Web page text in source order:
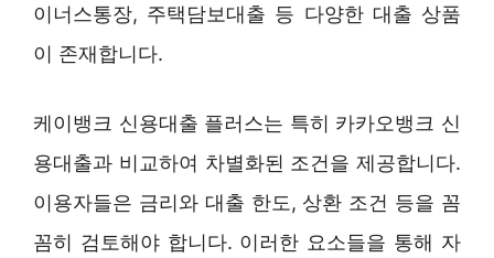
이너스통장, 주택담보대출 등 다양한 대출 상품
이 존재합니다.
케이뱅크 신용대출 플러스는 특히 카카오뱅크 신
용대출과 비교하여 차별화된 조건을 제공합니다.
이용자들은 금리와 대출 한도, 상환 조건 등을 꼼
꼼히 검토해야 합니다. 이러한 요소들을 통해 자